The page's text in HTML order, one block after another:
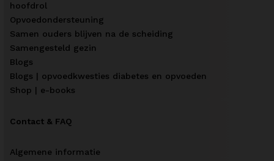
hoofdrol
Opvoedondersteuning
Samen ouders blijven na de scheiding
Samengesteld gezin
Blogs
Blogs | opvoedkwesties diabetes en opvoeden
Shop | e-books
Contact & FAQ
Algemene informatie